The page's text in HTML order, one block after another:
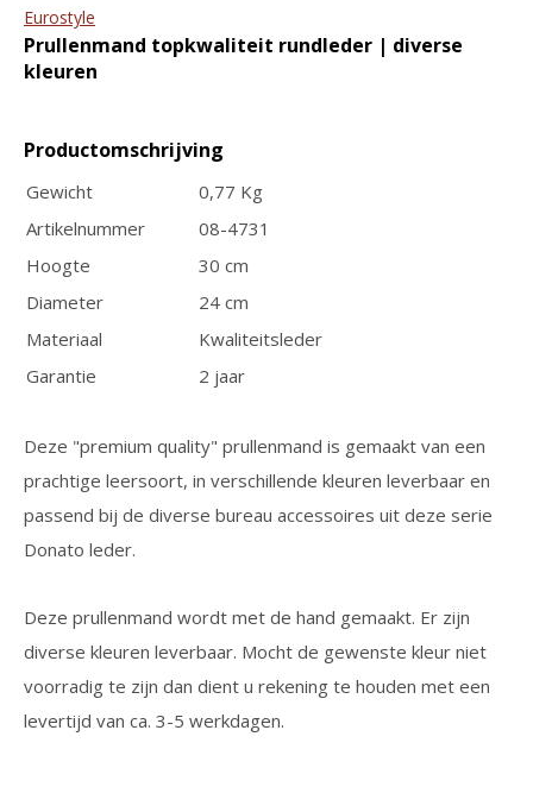
nikkelvrije rolgesp |
breedte 3.8 cm
Agenda Vintage met
€79,95
Eurostyle
Prullenmand topkwaliteit rundleder | diverse
kleuren
Productomschrijving
Gewicht
0,77 Kg
Artikelnummer
08-4731
Hoogte
30 cm
Diameter
24 cm
Materiaal
Kwaliteitsleder
Garantie
2 jaar
Deze "premium quality" prullenmand is gemaakt van een
prachtige leersoort, in verschillende kleuren leverbaar en
passend bij de diverse bureau accessoires uit deze serie
Donato leder.
Deze prullenmand wordt met de hand gemaakt. Er zijn
diverse kleuren leverbaar. Mocht de gewenste kleur niet
voorradig te zijn dan dient u rekening te houden met een
levertijd van ca. 3-5 werkdagen.